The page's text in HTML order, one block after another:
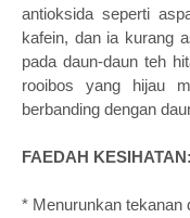
antioksida seperti
kafein, dan ia kurang
pada daun-daun teh
rooibos yang hijau
berbanding dengan
FAEDAH KESIHATAN:
* Menurunkan tekanan